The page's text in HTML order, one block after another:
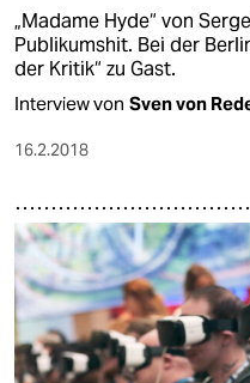
„Madame Hyde“ von
Publikumshit. Bei der
der Kritik“ zu Gast.
Interview von Sven von
16.2.2018